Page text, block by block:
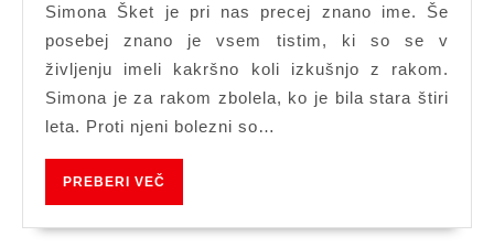
–
za
rakom
štirih
Simona Šket je pri nas precej znano ime. Še
posebej znano je vsem tistim, ki so se v
življenju imeli kakršno koli izkušnjo z rakom.
Simona je za rakom zbolela, ko je bila stara štiri
leta. Proti njeni bolezni so…
PREBERI VEČ